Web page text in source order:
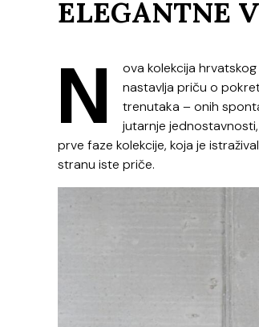
ELEGANTNE
N ova kolekcija
nastavlja priču o
trenutaka – onih
jutarnje
prve faze kolekcije, koja je
stranu iste priče.